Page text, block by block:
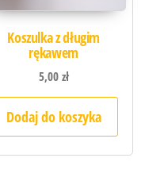
Koszulka z długim
rękawem
5,00zł
Dodaj do koszyka